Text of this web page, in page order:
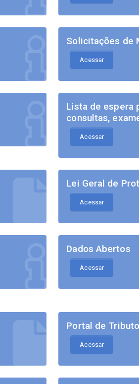
Solicitações de
Acessar
Lista de espera
consultas,
Acessar
Lei Geral de
Acessar
Dados Abertos
Acessar
Portal de
Acessar